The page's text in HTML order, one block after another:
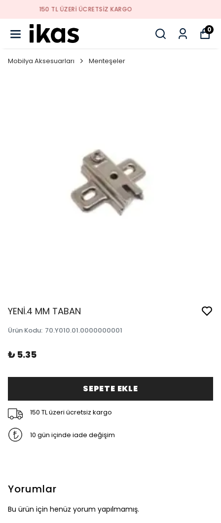
YENI SEZON ÜRÜNLER
0
Mobilya Aksesuarları Menteşeler
YENİ.4 MM TABAN
Ürün Kodu: 70.Y010.01.0000000001
₺ 5.35
SEPETE EKLE
150 TL üzeri ücretsiz kargo
10 gün içinde iade değişim
Yorumlar
Bu ürün için henüz yorum yapılmamış.